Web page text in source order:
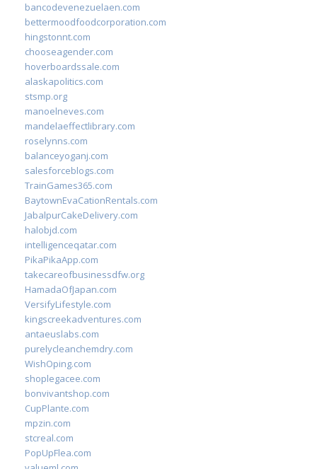
bancodevenezuelaen.com
bettermoodfoodcorporation.com
hingstonnt.com
chooseagender.com
hoverboardssale.com
alaskapolitics.com
stsmp.org
manoelneves.com
mandelaeffectlibrary.com
roselynns.com
balanceyoganj.com
salesforceblogs.com
TrainGames365.com
BaytownEvaCationRentals.com
JabalpurCakeDelivery.com
halobjd.com
intelligenceqatar.com
PikaPikaApp.com
takecareofbusinessdfw.org
HamadaOfJapan.com
VersifyLifestyle.com
kingscreekadventures.com
antaeuslabs.com
purelycleanchemdry.com
WishOping.com
shoplegacee.com
bonvivantshop.com
CupPlante.com
mpzin.com
stcreal.com
PopUpFlea.com